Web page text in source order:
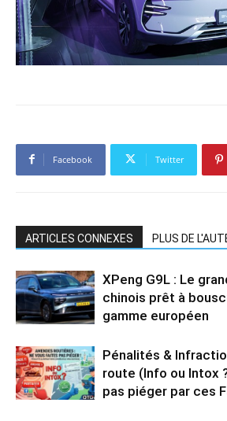
Facebook Twitter
ARTICLES CONNEXES PLUS DE
XPeng G9L : Le
chinois prêt à
gamme européen
Pénalités &
route (Info ou Intox
pas piéger par ces